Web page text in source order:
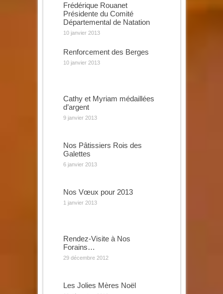
Frédérique Rouanet
Présidente du Comité
Départemental de Natation
10 janvier 2013
Renforcement des Berges
10 janvier 2013
Cathy et Myriam médaillées
d’argent
9 janvier 2013
Nos Pâtissiers Rois des
Galettes
6 janvier 2013
Nos Vœux pour 2013
1 janvier 2013
Rendez-Visite à Nos
Forains…
29 décembre 2012
Les Jolies Mères Noël